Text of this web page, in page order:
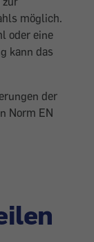
möglich.
oder eine
kann das
der
Norm EN